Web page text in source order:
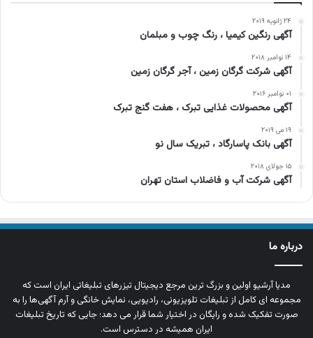
۲۴ ژانویه ۲۰۱۹
آگهی رنگین کیمیا ، رنگ چوب و مبلمان
۱۴ نوامبر ۲۰۱۸
آگهی شرکت گرگان زمین ، آجر گرگان زمین
۰۱ نوامبر ۲۰۱۶
آگهی محصولات غذایی تبرک ، هفت گنج تبرک
۱۹ می ۲۰۱۹
آگهی بانک پاسارگاد ، تبریک سال نو
۱۵ جولای ۲۰۱۸
آگهی شرکت آب و فاضلاب استان تهران
درباره ما
مدیا آرشیو اولین و بزرگ‌ ترین مرجع دیجیتال تیزرهای تبلیغاتی ایران است که
مجموعه‌ ای کامل از تبلیغات تلویزیونی، رادیویی، نمایش خانگی و آرم‌ آگهی‌ها را به‌
صورت تفکیک‌ شده و رایگان در اختیار شما قرار می‌ دهد؛ جایی که تاریخ تبلیغات
ایران همیشه در دسترس است.